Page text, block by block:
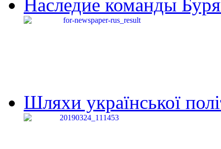
Наследие команды
Шляхи української